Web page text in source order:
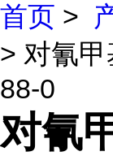
首页 >
> 对氰
88-0
对氰